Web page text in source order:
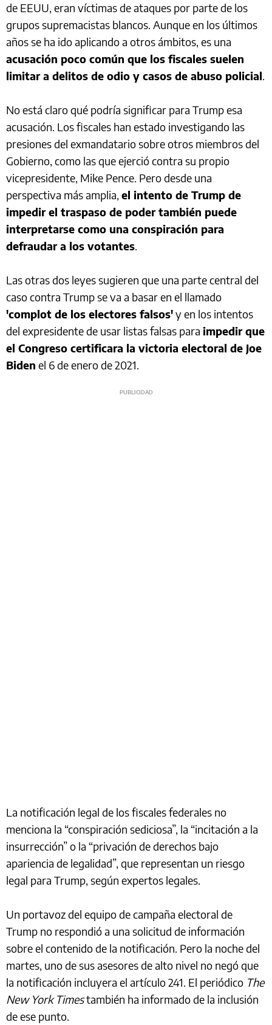
de EEUU, eran víctimas de ataques por parte de los
grupos supremacistas blancos. Aunque en los últimos
años se ha ido aplicando a otros ámbitos, es una
acusación poco común que los fiscales suelen
limitar a delitos de odio y casos de abuso policial.
No está claro qué podría significar para Trump esa
acusación. Los fiscales han estado investigando las
presiones del exmandatario sobre otros miembros del
Gobierno, como las que ejerció contra su propio
vicepresidente, Mike Pence. Pero desde una
perspectiva más amplia, el intento de Trump de
impedir el traspaso de poder también puede
interpretarse como una conspiración para
defraudar a los votantes.
Las otras dos leyes sugieren que una parte central del
caso contra Trump se va a basar en el llamado
'complot de los electores falsos'y en los intentos
del expresidente de usar listas falsas para impedir que
el Congreso certificara la victoria electoral de Joe
Biden el 6 de enero de 2021.
La notificación legal de los fiscales federales no
menciona la “conspiración sediciosa”, la “incitación a la
insurrección” o la “privación de derechos bajo
apariencia de legalidad”, que representan un riesgo
legal para Trump, según expertos legales.
Un portavoz del equipo de campaña electoral de
Trump no respondió a una solicitud de información
sobre el contenido de la notificación. Pero la noche del
martes, uno de sus asesores de alto nivel no negó que
la notificación incluyera el artículo 241. El periódico The
New York Timestambién ha informado de la inclusión
de ese punto.